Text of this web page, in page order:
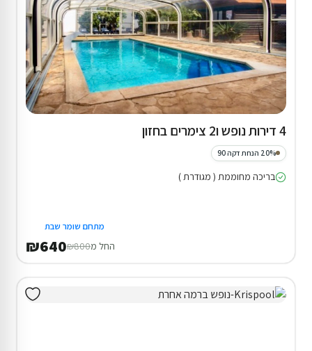
4 דירות נופש ו2 צימרים בחזון
20% הנחת דקה 90
בריכה מחוממת ( מגודרת )
מתחם שומר שבת
החל מ₪800
₪640